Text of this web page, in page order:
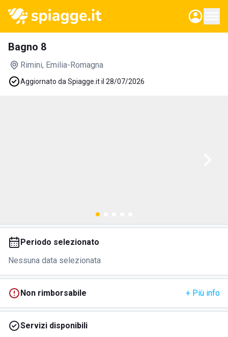
Bagno 8
Rimini, Emilia-Romagna
Aggiornato da Spiagge.it il 28/07/2026
Periodo selezionato
Nessuna data selezionata
Non rimborsabile + Più info
Servizi disponibili